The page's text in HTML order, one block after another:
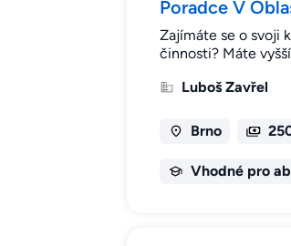
Poradce V
Zajímáte se o svoji
činnosti? Máte
Luboš Zavřel
Brno
Vhodné pro